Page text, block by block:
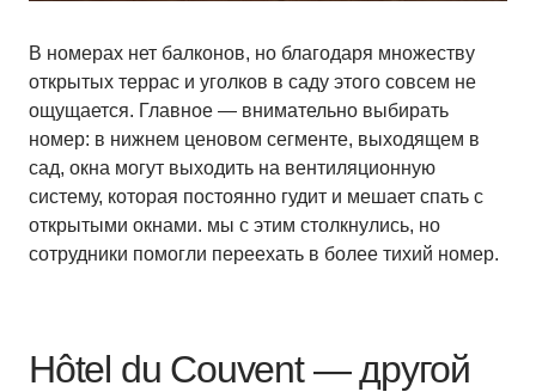
В номерах нет балконов, но благодаря множеству
открытых террас и уголков в саду этого совсем не
ощущается. Главное — внимательно выбирать
номер: в нижнем ценовом сегменте, выходящем в
сад, окна могут выходить на вентиляционную
систему, которая постоянно гудит и мешает спать с
открытыми окнами. мы с этим столкнулись, но
сотрудники помогли переехать в более тихий номер.
Hôtel du Couvent — другой